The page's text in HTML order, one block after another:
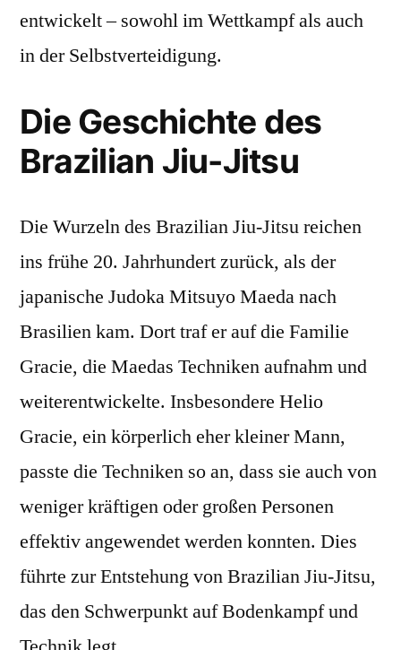
entwickelt – sowohl im Wettkampf als auch
in der Selbstverteidigung.
Die Geschichte des
Brazilian Jiu-Jitsu
Die Wurzeln des Brazilian Jiu-Jitsu reichen
ins frühe 20. Jahrhundert zurück, als der
japanische Judoka Mitsuyo Maeda nach
Brasilien kam. Dort traf er auf die Familie
Gracie, die Maedas Techniken aufnahm und
weiterentwickelte. Insbesondere Helio
Gracie, ein körperlich eher kleiner Mann,
passte die Techniken so an, dass sie auch von
weniger kräftigen oder großen Personen
effektiv angewendet werden konnten. Dies
führte zur Entstehung von Brazilian Jiu-Jitsu,
das den Schwerpunkt auf Bodenkampf und